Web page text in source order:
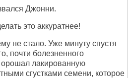
Джонни.
это аккуратнее!
не стало. Уже минуту спустя
почти болезненного
орошал лакированную
сгустками семени, которое